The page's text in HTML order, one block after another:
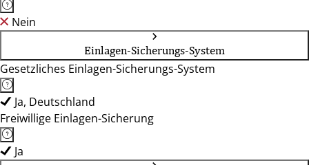
Nein
Einlagen-Sicherungs-System
Gesetzliches Einlagen-Sicherungs-System
Ja, Deutschland
Freiwillige Einlagen-Sicherung
Ja